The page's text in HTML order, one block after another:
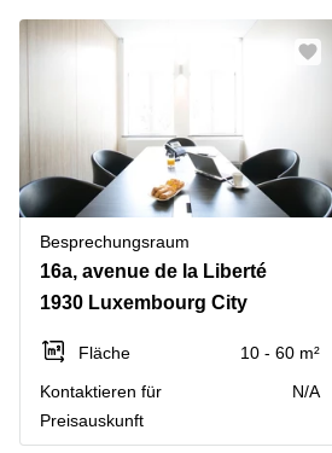
Besprechungsraum
16a, avenue de la Liberté
1930 Luxembourg City
Fläche
10 - 60 m²
Kontaktieren für
Preisauskunft
N/A